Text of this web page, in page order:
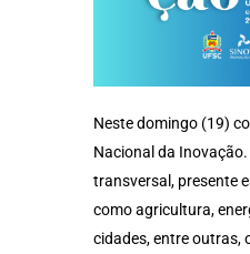
Neste domingo (19)
Nacional da
transversal, presente
como agricultura,
cidades, entre outras,